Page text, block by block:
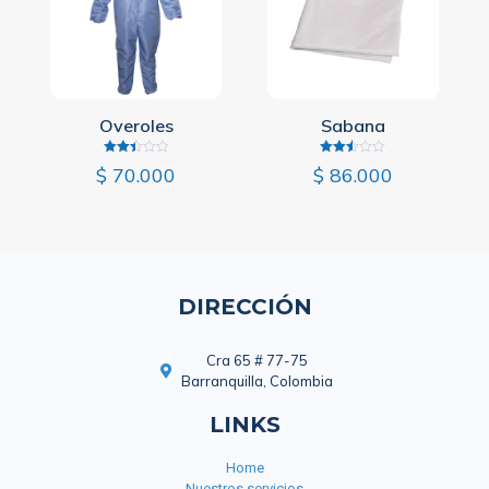
Overoles
con
$ 70.000
Sabana
con
$ 86.000
DIRECCIÓN
Cra 65 # 77-75
Barranquilla, Colombia
LINKS
Home